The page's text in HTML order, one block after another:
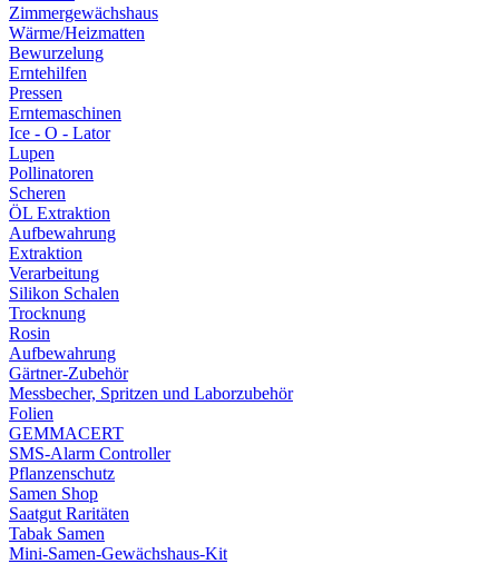
Zimmergewächshaus
Wärme/Heizmatten
Bewurzelung
Erntehilfen
Pressen
Erntemaschinen
Ice - O - Lator
Lupen
Pollinatoren
Scheren
ÖL Extraktion
Aufbewahrung
Extraktion
Verarbeitung
Silikon Schalen
Trocknung
Rosin
Aufbewahrung
Gärtner-Zubehör
Messbecher, Spritzen und Laborzubehör
Folien
GEMMACERT
SMS-Alarm Controller
Pflanzenschutz
Samen Shop
Saatgut Raritäten
Tabak Samen
Mini-Samen-Gewächshaus-Kit